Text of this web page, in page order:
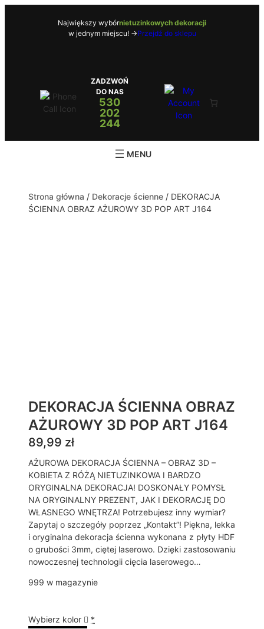
Największy wybórnietuzinkowych dekoracji
w jednym miejscu! ->Przejdź do sklepu
ZADZWOŃ
DO NAS
530
202
244
Strona główna / Dekoracje ścienne / DEKORACJA
ŚCIENNA OBRAZ AŻUROWY 3D POP ART J164
DEKORACJA ŚCIENNA OBRAZ
AŻUROWY 3D POP ART J164
89,99 zł
AŻUROWA DEKORACJA ŚCIENNA – OBRAZ 3D –
KOBIETA Z RÓŻĄ NIETUZINKOWA I BARDZO
ORYGINALNA DEKORACJA! DOSKONAŁY POMYSŁ
NA ORYGINALNY PREZENT, JAK I DEKORACJĘ DO
WŁASNEGO WNĘTRZA! Potrzebujesz inny wymiar?
Zapytaj o szczegóły poprzez „Kontakt”! Piękna, lekka
i oryginalna dekoracja ścienna wykonana z płyty HDF
o grubości 3mm, ciętej laserowo. Dzięki zastosowaniu
nowoczesnej technologii cięcia laserowego…
999 w magazynie
Wybierz kolor
*